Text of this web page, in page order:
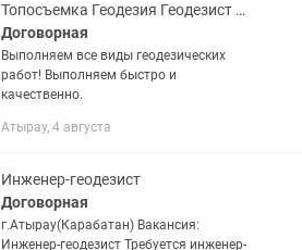
Топосъемка Геодезия Геодезист Топограф
Договорная
Выполняем все виды геодезических
работ! Выполняем быстро и
качественно.
Атырау, 4 августа
Инженер-геодезист
Договорная
г.Атырау(Карабатан) Вакансия:
Инженер-геодезист Требуется инженер-